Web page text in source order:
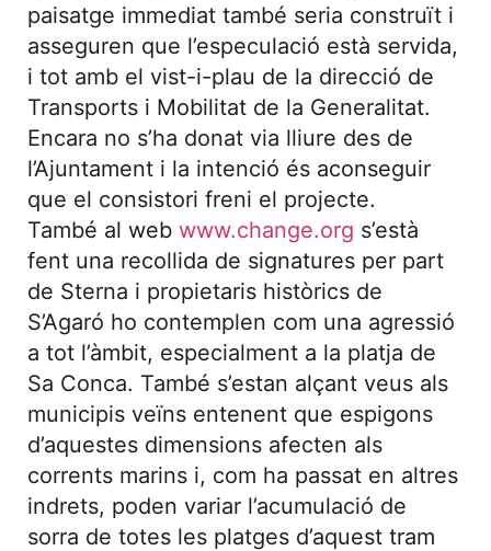
paisatge immediat també seria construït i
asseguren que l’especulació està servida,
i tot amb el vist-i-plau de la direcció de
Transports i Mobilitat de la Generalitat.
Encara no s’ha donat via lliure des de
l’Ajuntament i la intenció és aconseguir
que el consistori freni el projecte.
També al web www.change.org s’està
fent una recollida de signatures per part
de Sterna i propietaris històrics de
S’Agaró ho contemplen com una agressió
a tot l’àmbit, especialment a la platja de
Sa Conca. També s’estan alçant veus als
municipis veïns entenent que espigons
d’aquestes dimensions afecten als
corrents marins i, com ha passat en altres
indrets, poden variar l’acumulació de
sorra de totes les platges d’aquest tram